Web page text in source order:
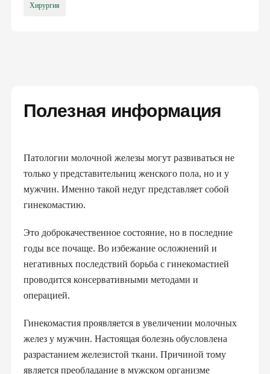
Хирургия
Полезная информация
Патологии молочной железы могут развиваться не
только у представительниц женского пола, но и у
мужчин. Именно такой недуг представляет собой
гинекомастию.
Это доброкачественное состояние, но в последние
годы все почаще. Во избежание осложнений и
негативных последствий борьба с гинекомастией
проводится консервативными методами и
операцией.
Гинекомастия проявляется в увеличении молочных
желез у мужчин. Настоящая болезнь обусловлена ​​
разрастанием железистой ткани. Причиной тому
является преобладание в мужском организме